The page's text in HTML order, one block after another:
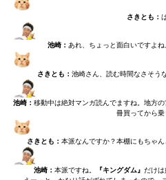
さきとも：
池崎： あれ、ちょっと面白いですよね
さきとも： 池崎さん、読む時間なさそう
池崎： 移動中は絶対マンガ読んでますね。地方
冊買ってから乗
さきとも： 本派なんですか？本棚にもちゃ
池崎： 本派ですね。 『キングダム』 だけは